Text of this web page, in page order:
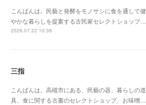
こんばんは。民藝と発酵をモノサシに食を通して健
やかな暮らしを提案する古民家セレクトショップ…
2026.07.22 10:38
三指
こんばんは。高槻市にある、民藝の器、暮らしの道
具、食に関する古書のセレクトショップ、お味噌…